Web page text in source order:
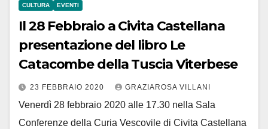
CULTURA EVENTI
Il 28 Febbraio a Civita Castellana
presentazione del libro Le
Catacombe della Tuscia Viterbese
23 FEBBRAIO 2020 GRAZIAROSA VILLANI
Venerdì 28 febbraio 2020 alle 17.30 nella Sala
Conferenze della Curia Vescovile di Civita Castellana